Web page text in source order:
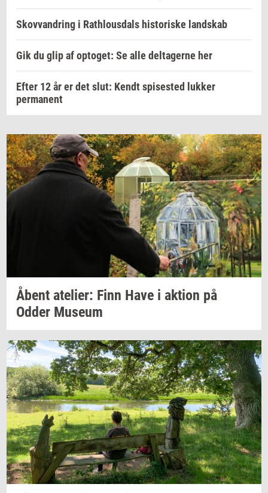
Skovvandring i Rathlousdals historiske landskab
Gik du glip af optoget: Se alle deltagerne her
Efter 12 år er det slut: Kendt spisested lukker
permanent
Åbent ate­li­er: Finn Have i ak­tion på
Odder Mu­se­um